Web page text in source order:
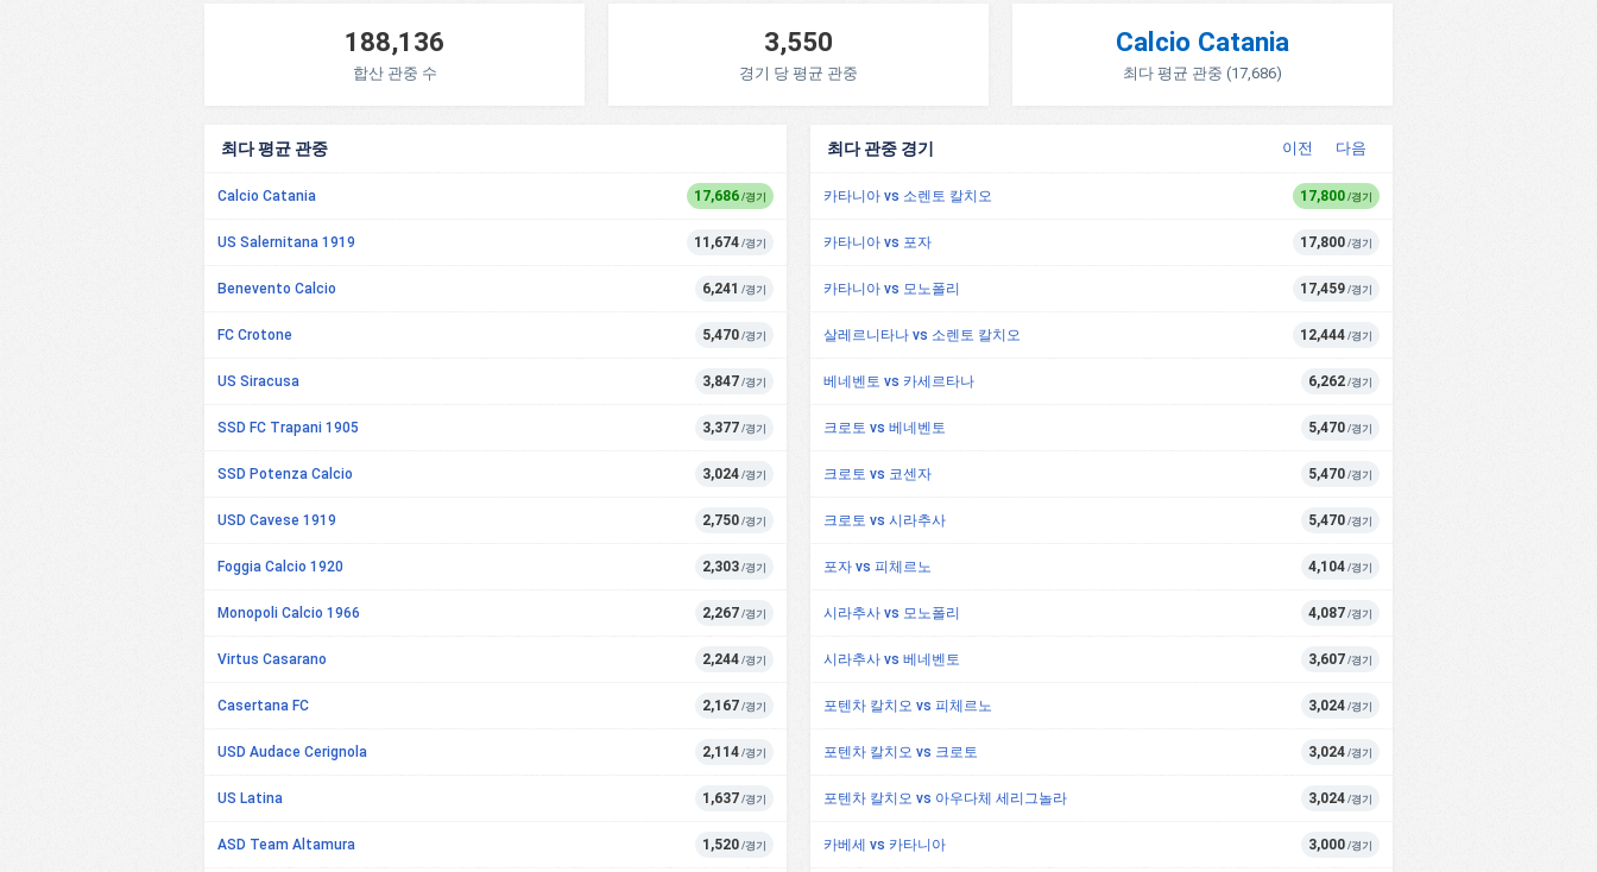
188,136
합산 관중 수
3,550
경기 당 평균 관중
Calcio Catania
최다 평균 관중 (17,686)
최다 평균 관중
Calcio Catania 17,686 /경기
US Salernitana 1919 11,674 /경기
Benevento Calcio 6,241 /경기
FC Crotone 5,470 /경기
US Siracusa 3,847 /경기
SSD FC Trapani 1905 3,377 /경기
SSD Potenza Calcio 3,024 /경기
USD Cavese 1919 2,750 /경기
Foggia Calcio 1920 2,303 /경기
Monopoli Calcio 1966 2,267 /경기
Virtus Casarano 2,244 /경기
Casertana FC 2,167 /경기
USD Audace Cerignola 2,114 /경기
US Latina 1,637 /경기
ASD Team Altamura 1,520 /경기
최다 관중 경기 이전 다음
카타니아 vs 소렌토 칼치오 17,800 /경기
카타니아 vs 포자 17,800 /경기
카타니아 vs 모노폴리 17,459 /경기
살레르니타나 vs 소렌토 칼치오 12,444 /경기
베네벤토 vs 카세르타나 6,262 /경기
크로토 vs 베네벤토 5,470 /경기
크로토 vs 코센자 5,470 /경기
크로토 vs 시라추사 5,470 /경기
포자 vs 피체르노 4,104 /경기
시라추사 vs 모노폴리 4,087 /경기
시라추사 vs 베네벤토 3,607 /경기
포텐차 칼치오 vs 피체르노 3,024 /경기
포텐차 칼치오 vs 크로토 3,024 /경기
포텐차 칼치오 vs 아우다체 세리그놀라 3,024 /경기
카베세 vs 카타니아 3,000 /경기